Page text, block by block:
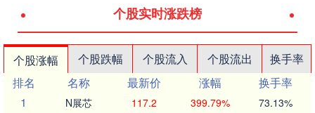
个股实时涨跌榜
个股涨幅 个股跌幅 个股流入 个股流出
换手率
排名
名称 最新价 涨幅
换手率
1
N展芯 117.2 399.79% 73.13%